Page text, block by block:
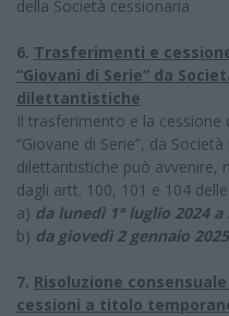
della Società cessionaria
6. Trasferimenti e
“Giovani di Serie” da
dilettantistiche
Il trasferimento e la
“Giovane di Serie”, da
dilettantistiche può avvenire,
dagli artt. 100, 101 e 104
a) da lunedì 1° luglio 2024
b) da giovedì 2 gennaio
7. Risoluzione
cessioni a titolo